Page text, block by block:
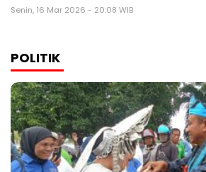
Senin, 16 Mar 2026 - 20:08 WIB
POLITIK